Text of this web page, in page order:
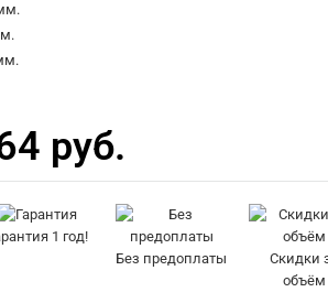
руб.
1 год!
Без предоплаты
Скидки
объём